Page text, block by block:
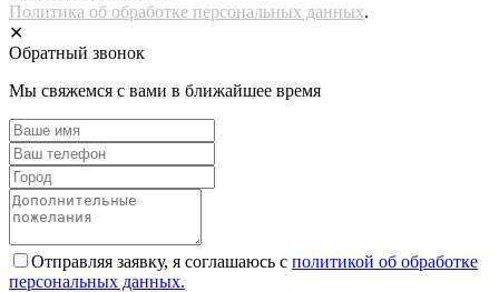
Политика об обработке персональных данных.
✕
Обратный звонок
Мы свяжемся с вами в ближайшее время
Отправляя заявку, я соглашаюсь с политикой об обработке
персональных данных.